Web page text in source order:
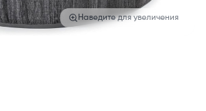
Наведите для увеличения